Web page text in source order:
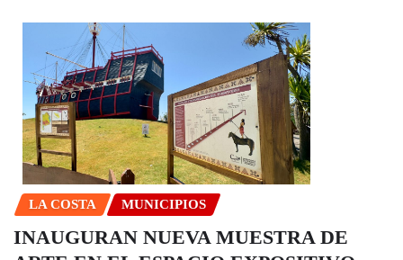
LA COSTA MUNICIPIOS
INAUGURAN NUEVA MUESTRA DE